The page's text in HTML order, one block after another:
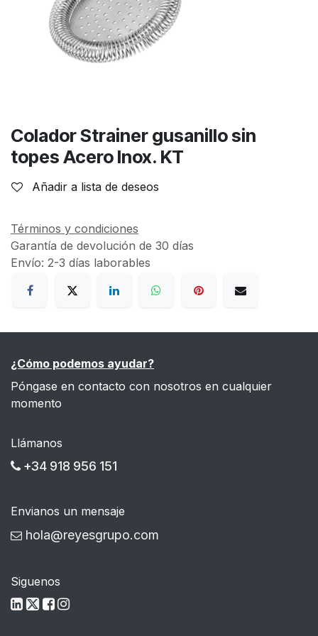
Colador Strainer gusanillo sin
topes Acero Inox. KT
Añadir a lista de deseos
Términos y condiciones
Garantía de devolución de 30 días
Envío: 2-3 días laborables
¿Cómo podemos ayudar?
Póngase en contacto con nosotros en cualquier
momento
Llámanos
+34 918 956 151
Envianos un mensaje
hola@reyesgrupo.com
Siguenos